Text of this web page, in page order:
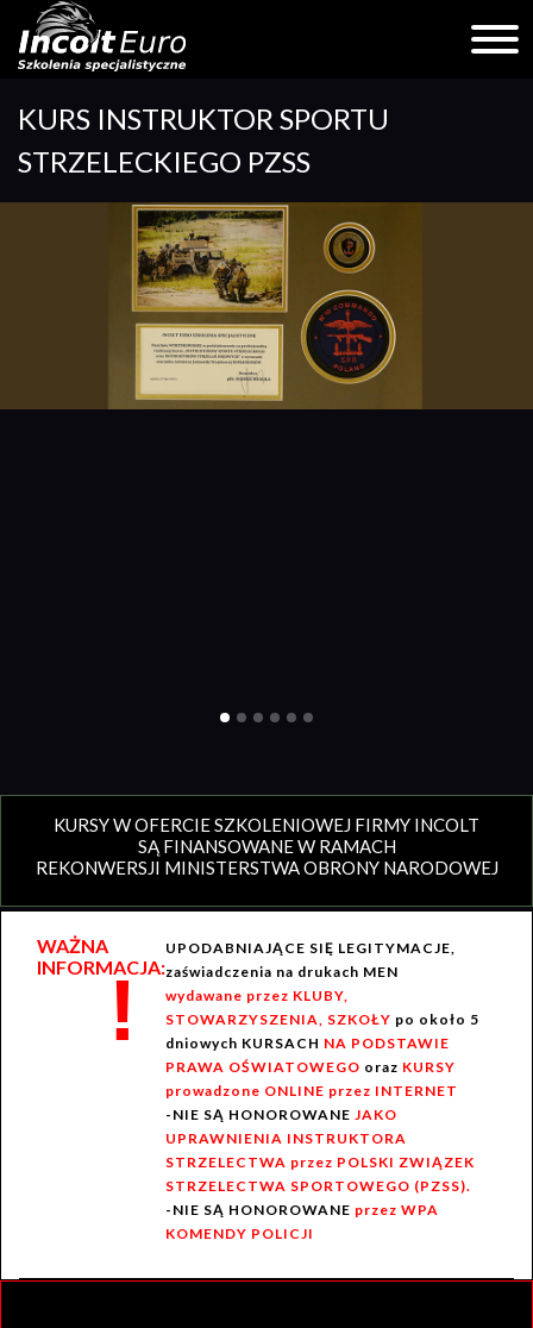
content
KURS INSTRUKTOR SPORTU
STRZELECKIEGO PZSS
KURSY W OFERCIE SZKOLENIOWEJ FIRMY INCOLT
SĄ FINANSOWANE W RAMACH
REKONWERSJI MINISTERSTWA OBRONY NARODOWEJ
WAŻNA
INFORMACJA:
!
UPODABNIAJĄCE SIĘ LEGITYMACJE,
zaświadczenia na drukach MEN
wydawane przez KLUBY,
STOWARZYSZENIA, SZKOŁY po około 5
dniowych KURSACH NA PODSTAWIE
PRAWA OŚWIATOWEGO oraz KURSY
prowadzone ONLINE przez INTERNET
-NIE SĄ HONOROWANE JAKO
UPRAWNIENIA INSTRUKTORA
STRZELECTWA przez POLSKI ZWIĄZEK
STRZELECTWA SPORTOWEGO (PZSS).
-NIE SĄ HONOROWANE przez WPA
KOMENDY POLICJI